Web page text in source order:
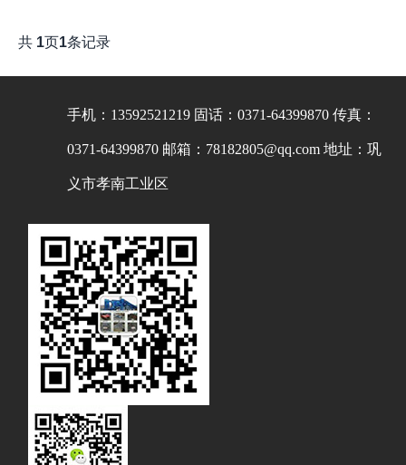
共 1页1条记录
手机：13592521219 固话：0371-64399870 传真：
0371-64399870 邮箱：78182805@qq.com 地址：巩
义市孝南工业区